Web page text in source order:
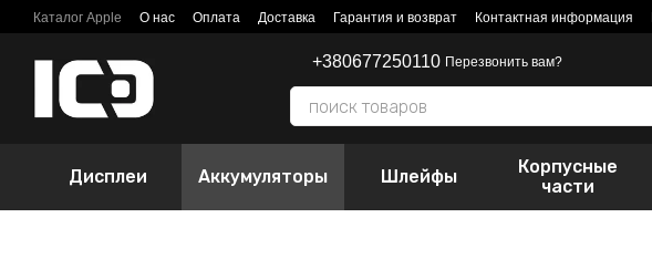
Перейти к основному контенту
Каталог Apple О нас Оплата Доставка Гарантия и возврат Контактная информация
+380677250110 Перезвонить вам?
Дисплеи Аккумуляторы Шлейфы
Корпусные
части